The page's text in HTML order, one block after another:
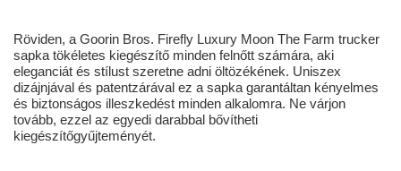
Röviden, a Goorin Bros. Firefly Luxury Moon The Farm trucker
sapka tökéletes kiegészítő minden felnőtt számára, aki
eleganciát és stílust szeretne adni öltözékének. Uniszex
dizájnjával és patentzárával ez a sapka garantáltan kényelmes
és biztonságos illeszkedést minden alkalomra. Ne várjon
tovább, ezzel az egyedi darabbal bővítheti
kiegészítőgyűjteményét.